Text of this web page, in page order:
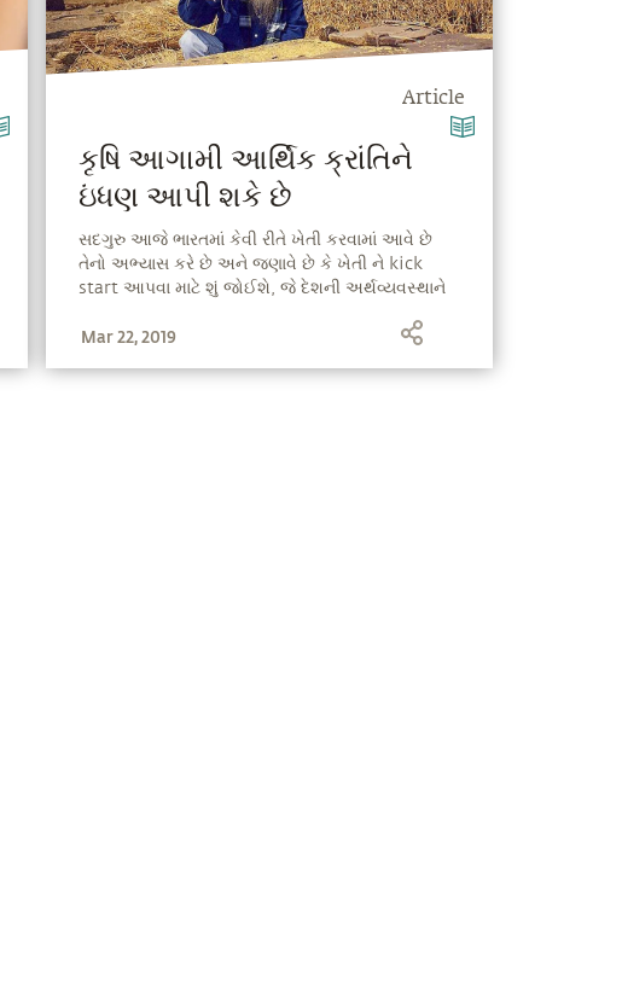
Article
કૃષિ આગામી આર્થિક ક્રાંતિને
ઇંધણ આપી શકે છે
સદગુરુ આજે ભારતમાં કેવી રીતે ખેતી કરવામાં આવે છે
તેનો અભ્યાસ કરે છે અને જણાવે છે કે ખેતી ને kick
start આપવા માટે શું જોઈશે, જે દેશની અર્થવ્યવસ્થાને
Mar 22, 2019